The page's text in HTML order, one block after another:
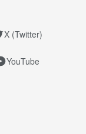
X (Twitter)
YouTube